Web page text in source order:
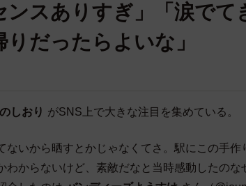
スありすぎ」「涙でて
だったらよいな」
しおり がSNS上で大きな注目を集めている。
ないから晒すとかじゃなくてさ。駅にこの手作
わからないけど、素敵だなと当時感動したのな